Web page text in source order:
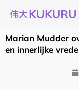
naar
de
inhoud
Marian Mudder
en innerlijke